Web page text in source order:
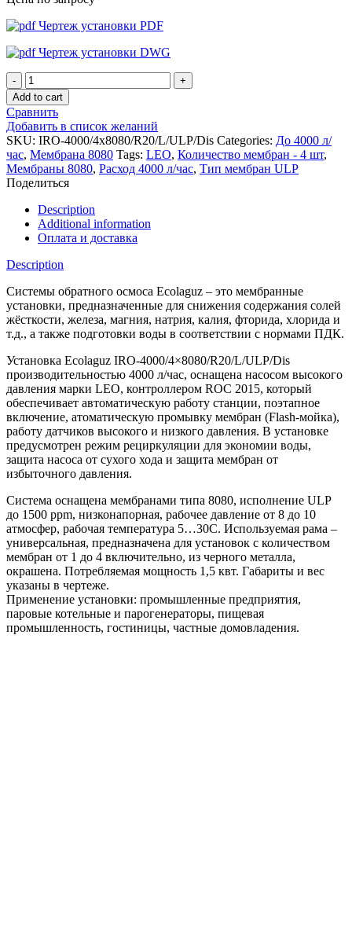
Чертеж установки PDF
Чертеж установки DWG
Установка
обратного
осмоса
Ecolaguz
IRO-
4000/4x8080/R20/L/ULP/Dis
quantity
Add to cart
Сравнить
Добавить в список желаний
SKU: IRO-4000/4x8080/R20/L/ULP/Dis Categories: До 4000 л/
час, Мембрана 8080 Tags: LEO, Количество мембран - 4 шт,
Мембраны 8080, Расход 4000 л/час, Тип мембран ULP
Поделиться
Description
Additional information
Оплата и доставка
Description
Системы обратного осмоса Ecolaguz – это мембранные
установки, предназначенные для снижения содержания солей
жёсткости, железа, магния, натрия, калия, фторида, хлорида и
т.д., а также подготовки воды в соответствии с нормами ПДК.
Установка Ecolaguz IRO-4000/4×8080/R20/L/ULP/Dis
производительностью 4000 л/час, оснащена насосом высокого
давления марки LEO, контроллером ROC 2015, который
обеспечивает автоматическую работу станции, поэтапное
включение, атоматическую промывку мембран (Flash-мойка),
работу датчиков высокого и низкого давления. В установке
предусмотрен режим рециркуляции для экономии воды,
защита насоса от сухого хода и защита мембран от
избыточного давления.
Система оснащена мембранами типа 8080, исполнение ULP
до 1500 ppm, низконапорная, рабочее давление от 8 до 10
атмосфер, рабочая температура 5…30С. Используемая рама –
универсальная, предназначена для установок с количеством
мембран от 1 до 4 включительно, из черного металла,
окрашена. Потребляемая мощность 1,5 квт. Габариты и вес
указаны в чертеже.
Применение установки: промышленные предприятия,
паровые котельные и парогенераторы, пищевая
промышленность, гостиницы, частные домовладения.